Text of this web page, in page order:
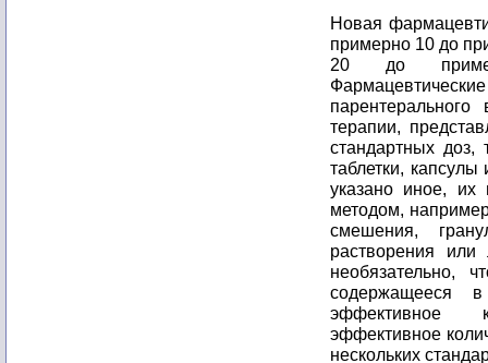
Новая
примерно 10 до
20 до
терапии,
стандартных доз,
таблетки,
указано иное, их
методом,
смешения,
растворения или
необязательно,
содержащееся
эффективное
эффективное
нескольких